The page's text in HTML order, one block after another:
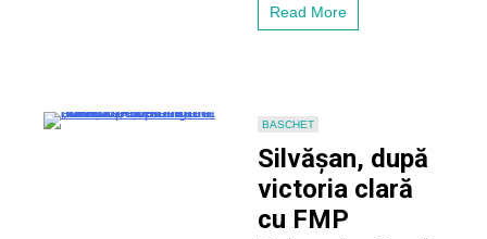
Read More
BASCHET
Silvășan, după
victoria clară
cu FMP